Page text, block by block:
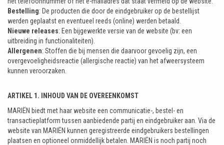
Bestelling: De producten die door de eindgebruiker op de bestellijst
werden geplaatst en eventueel reeds (online) werden betaald.
Nieuwe releases: Een bijgewerkte versie van de website (bv: een
uitbreiding in functionaliteiten).
Allergenen: Stoffen die bij mensen die daarvoor gevoelig zijn, een
overgevoeligheidsreactie (allergische reactie) van het afweersysteem
kunnen veroorzaken.
ARTIKEL 1. INHOUD VAN DE OVEREENKOMST
MARIËN biedt met haar website een communicatie-, bestel- en
transactieplatform tussen aanbiedende partij en eindgebruiker aan. Via de
website van MARIËN kunnen geregistreerde eindgebruikers bestellingen
plaatsen en optioneel onmiddellijk betalen. MARIËN is noch partij noch